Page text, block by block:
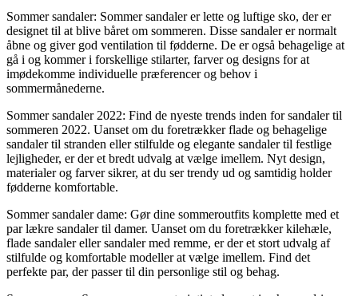
Sommer sandaler: Sommer sandaler er lette og luftige sko, der er
designet til at blive båret om sommeren. Disse sandaler er normalt
åbne og giver god ventilation til fødderne. De er også behagelige at
gå i og kommer i forskellige stilarter, farver og designs for at
imødekomme individuelle præferencer og behov i
sommermånederne.
Sommer sandaler 2022: Find de nyeste trends inden for sandaler til
sommeren 2022. Uanset om du foretrækker flade og behagelige
sandaler til stranden eller stilfulde og elegante sandaler til festlige
lejligheder, er der et bredt udvalg at vælge imellem. Nyt design,
materialer og farver sikrer, at du ser trendy ud og samtidig holder
fødderne komfortable.
Sommer sandaler dame: Gør dine sommeroutfits komplette med et
par lækre sandaler til damer. Uanset om du foretrækker kilehæle,
flade sandaler eller sandaler med remme, er der et stort udvalg af
stilfulde og komfortable modeller at vælge imellem. Find det
perfekte par, der passer til din personlige stil og behag.